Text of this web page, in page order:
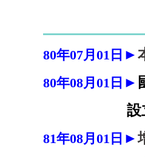
80年07月01日 ►
80年08月 01日 ►
設立專科
81年08月01 日 ►